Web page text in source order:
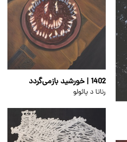
1402 | خورشید بازمی‌گردد
رناتا د پائولو